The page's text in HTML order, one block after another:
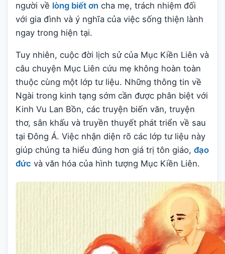
người về lòng biết ơn cha mẹ, trách nhiệm đối
với gia đình và ý nghĩa của việc sống thiện lành
ngay trong hiện tại.
Tuy nhiên, cuộc đời lịch sử của Mục Kiền Liên và
câu chuyện Mục Liên cứu mẹ không hoàn toàn
thuộc cùng một lớp tư liệu. Những thông tin về
Ngài trong kinh tạng sớm cần được phân biệt với
Kinh Vu Lan Bồn, các truyện biến văn, truyện
thơ, sân khấu và truyền thuyết phát triển về sau
tại Đông Á. Việc nhận diện rõ các lớp tư liệu này
giúp chúng ta hiểu đúng hơn giá trị tôn giáo, đạo
đức và văn hóa của hình tượng Mục Kiền Liên.